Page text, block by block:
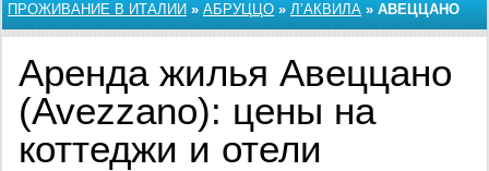
ПРОЖИВАНИЕ В ИТАЛИИ » АБРУЦЦО » Л’АКВИЛА » АВЕЦЦАНО
Аренда жилья Авеццано
(Avezzano): цены на
коттеджи и отели